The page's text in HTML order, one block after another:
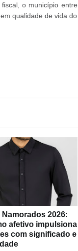
o município entre
qualidade de vida do
Namorados 2026:
afetivo impulsiona
com significado e